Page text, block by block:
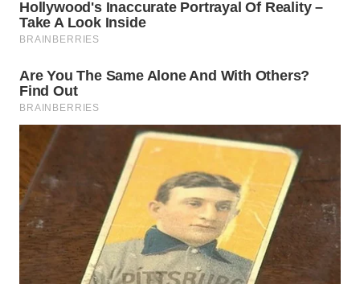
WN
WN
LANGKAT
WN
TAPANULI
SELATAN
WN
TANJUNG
LESUNG